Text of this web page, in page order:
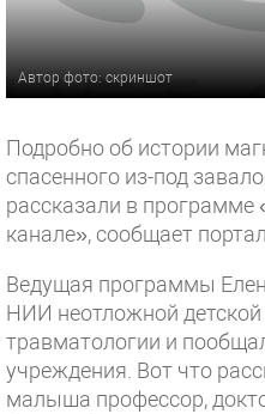
Автор фото: скриншот
Подробно об истории
спасенного из-под
рассказали в
канале», сообщает портал
Ведущая программы
НИИ неотложной детской
травматологии и
учреждения. Вот что
малыша профессор,